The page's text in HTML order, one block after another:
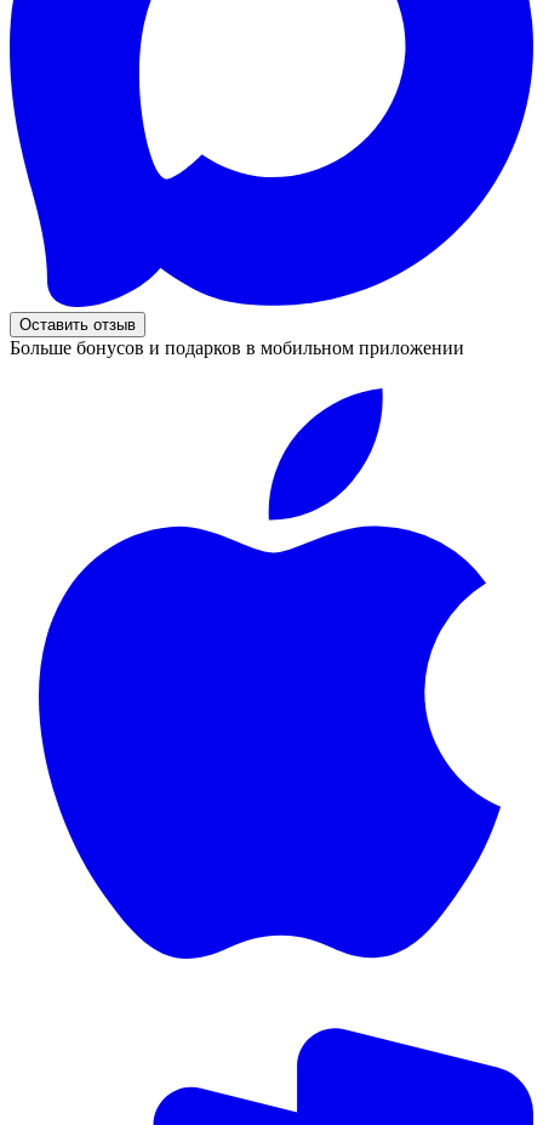
Оставить отзыв
Больше бонусов и подарков в мобильном приложении